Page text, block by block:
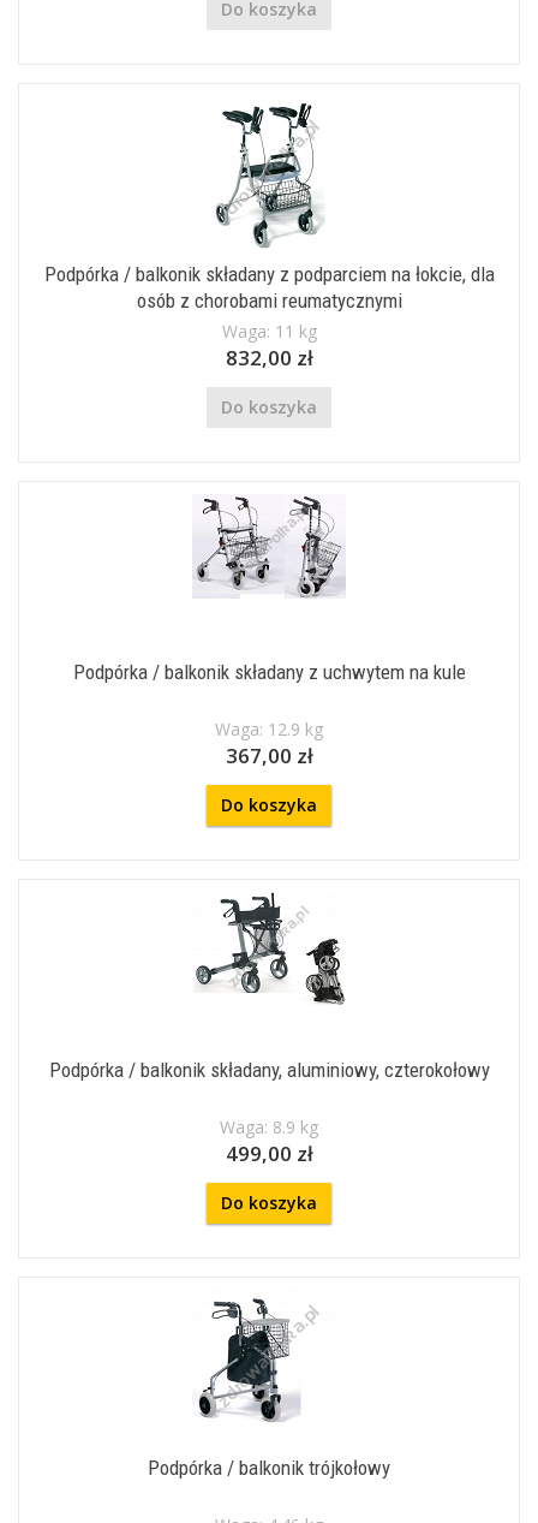
Do koszyka
Podpórka / balkonik składany z podparciem na łokcie, dla
osób z chorobami reumatycznymi
Waga: 11 kg
832,00 zł
Do koszyka
Podpórka / balkonik składany z uchwytem na kule
Waga: 12.9 kg
367,00 zł
Do koszyka
Podpórka / balkonik składany, aluminiowy, czterokołowy
Waga: 8.9 kg
499,00 zł
Do koszyka
Podpórka / balkonik trójkołowy